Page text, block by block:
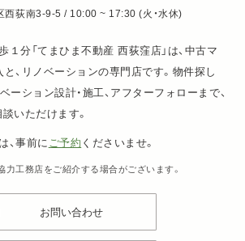
西荻南3-9-5 / 10:00 ~ 17:30 (火・水休)
１分「てまひま不動産 西荻窪店」は、中古マ
と、リノベーションの専門店です。物件探し
ーション設計・施工、アフターフォローまで、
いただけます。
、事前に ご予約 くださいませ。
力工務店をご紹介する場合がございます。
お問い合わせ